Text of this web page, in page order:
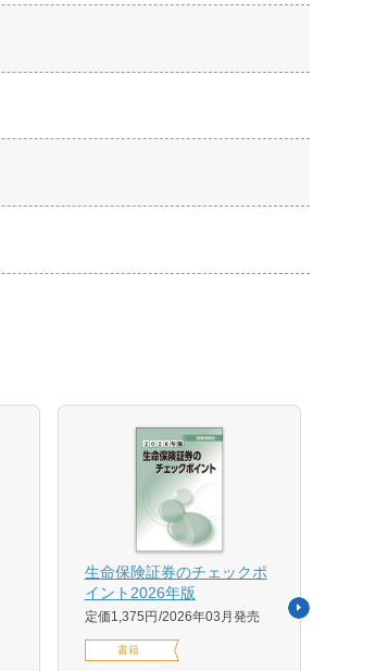
生命保険証券のチェックポ
イント2026年版
定価1,375円 2026年03月発売
書籍